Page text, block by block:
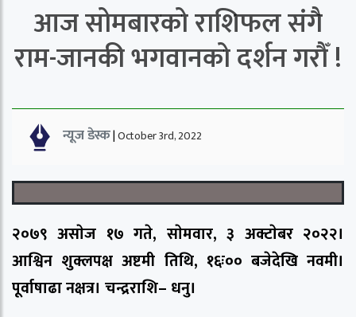
आज सोमबारको राशिफल संगै
राम-जानकी भगवानको दर्शन गरौँ !
न्यूज डेस्क|October 3rd, 2022
२०७९ असाेज १७ गते, साेमवार, ३ अक्टाेबर २०२२।
आश्विन शुक्लपक्ष अष्टमी तिथि, १६ः०० बजेदेखि नवमी।
पूर्वाषाढा नक्षत्र। चन्द्रराशि– धनु।